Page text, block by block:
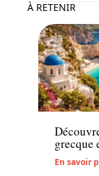
À RETENIR
Voyage
grecque
En savoir